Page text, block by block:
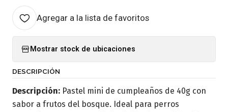
Agregar a la lista de favoritos
Mostrar stock de ubicaciones
DESCRIPCIÓN
Descripción: Pastel mini de cumpleaños de 40g con
sabor a frutos del bosque. Ideal para perros